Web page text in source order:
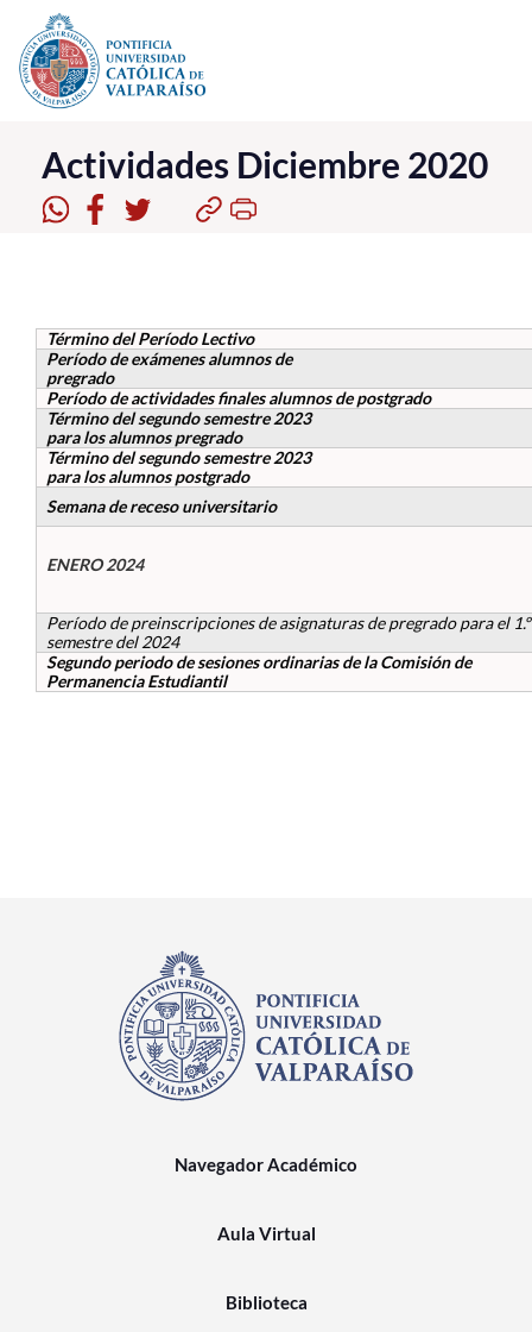
Click acá para ir directamente al contenido
La Universidad
Investigación, Creación e Innovación
Admisión
Pregrado
Postgrado
Formación Continua
Académicos
Funcionarios
Actividades Diciembre 2020
Término del Período Lectivo
Período de exámenes alumnos de
pregrado
Período de actividades finales alumnos de postgrado
Término del segundo semestre 2023
para los alumnos pregrado
Término del segundo semestre 2023
para los alumnos postgrado
Semana de receso universitario
ENERO 2024
Período de preinscripciones de asignaturas de pregrado para el 1.º
semestre del 2024
Segundo periodo de sesiones ordinarias de la Comisión de
Permanencia Estudiantil
Navegador Académico
Aula Virtual
Biblioteca